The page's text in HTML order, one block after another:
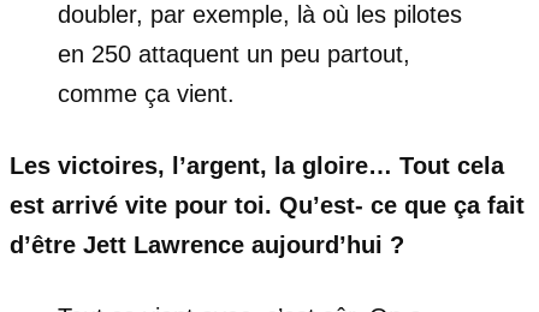
doubler, par exemple, là où les pilotes
en 250 attaquent un peu partout,
comme ça vient.
Les victoires, l’argent, la gloire… Tout cela
est arrivé vite pour toi. Qu’est- ce que ça fait
d’être Jett Lawrence aujourd’hui ?